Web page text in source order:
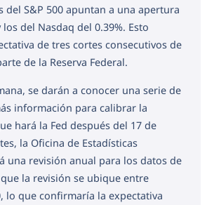
del S&P 500 apuntan a una apertura
del Nasdaq del 0.39%. Esto
de tres cortes consecutivos de
de la Reserva Federal.
se darán a conocer una serie de
información para calibrar la
hará la Fed después del 17 de
la Oficina de Estadísticas
una revisión anual para los datos de
la revisión se ubique entre
lo que confirmaría la expectativa